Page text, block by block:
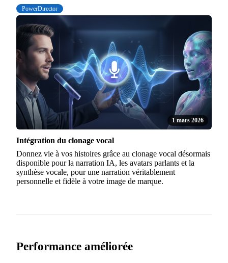
PowerDirector
1 mars 2026
Intégration du clonage vocal
Donnez vie à vos histoires grâce au clonage vocal désormais
disponible pour la narration IA, les avatars parlants et la
synthèse vocale, pour une narration véritablement
personnelle et fidèle à votre image de marque.
Performance améliorée